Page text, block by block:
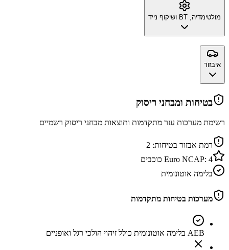
מולטימדיה, BT ושיקוף נייד
איבזור
בטיחות ומבחני ריסוק
רשימת מערכות עזר מתקדמות ותוצאות מבחני ריסוק רשמיים
רמת אבזור בטיחות: 2
Euro NCAP: 4
כוכבים
בלימה אוטונומית
מערכות בטיחות מתקדמות
AEB בלימה אוטונומית כולל זיהוי הולכי רגל ואופניים